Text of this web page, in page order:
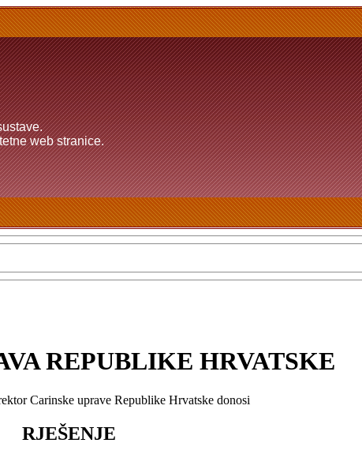
web stranice.
REPUBLIKE HRVATSKE
Carinske uprave Republike Hrvatske donosi
RJEŠENJE